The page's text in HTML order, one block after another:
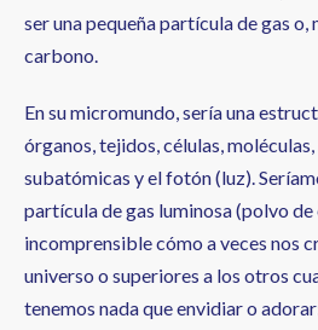
ser una pequeña partícula de gas
carbono.
En su micromundo, sería una
órganos, tejidos, células,
subatómicas y el fotón (luz).
partícula de gas luminosa (polvo
incomprensible cómo a veces nos
universo o superiores a los otros
tenemos nada que envidiar o